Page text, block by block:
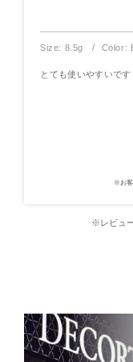
Size: 8.5g Color:
とても使いやすいです
※お客
※レビュ